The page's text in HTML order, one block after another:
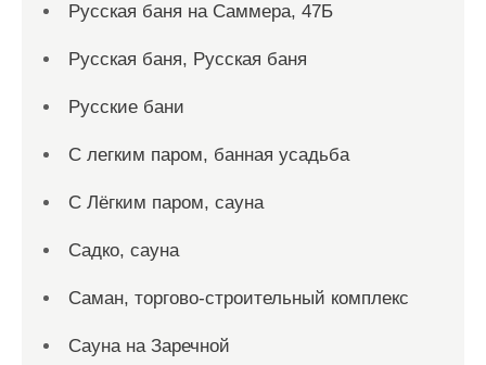
Русская баня на Саммера, 47Б
Русская баня, Русская баня
Русские бани
С легким паром, банная усадьба
С Лёгким паром, сауна
Садко, сауна
Саман, торгово-строительный комплекс
Сауна на Заречной